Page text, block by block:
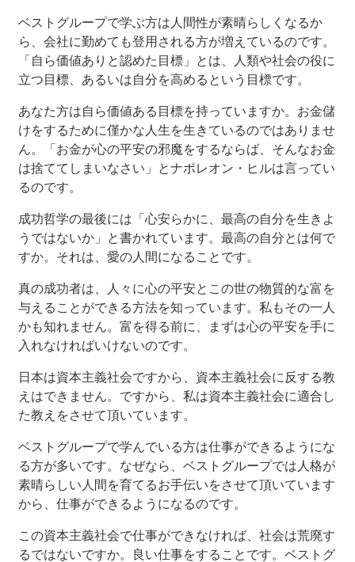
ベストグループで学ぶ方は人間性が素晴らしくなるか
ら、会社に勤めても登用される方が増えているのです。
「自ら価値ありと認めた目標」とは、人類や社会の役に
立つ目標、あるいは自分を高めるという目標です。
あなた方は自ら価値ある目標を持っていますか。お金儲
けをするために僅かな人生を生きているのではありませ
ん。「お金が心の平安の邪魔をするならば、そんなお金
は捨ててしまいなさい」とナポレオン・ヒルは言ってい
るのです。
成功哲学の最後には「心安らかに、最高の自分を生きよ
うではないか」と書かれています。最高の自分とは何で
すか。それは、愛の人間になることです。
真の成功者は、人々に心の平安とこの世の物質的な富を
与えることができる方法を知っています。私もその一人
かも知れません。富を得る前に、まずは心の平安を手に
入れなければいけないのです。
日本は資本主義社会ですから、資本主義社会に反する教
えはできません。ですから、私は資本主義社会に適合し
た教えをさせて頂いています。
ベストグループで学んでいる方は仕事ができるようにな
る方が多いです。なぜなら、ベストグループでは人格が
素晴らしい人間を育てるお手伝いをさせて頂いています
から、仕事ができるようになるのです。
この資本主義社会で仕事ができなければ、社会は荒廃す
るではないですか。良い仕事をすることです。ベストグ